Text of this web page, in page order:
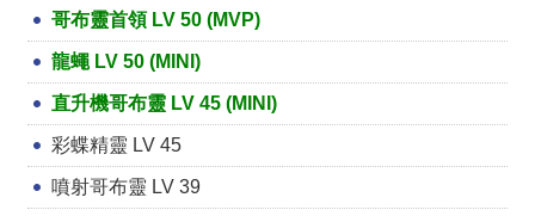
哥布靈首領 LV 50 (MVP)
龍蠅 LV 50 (MINI)
直升機哥布靈 LV 45 (MINI)
彩蝶精靈 LV 45
噴射哥布靈 LV 39